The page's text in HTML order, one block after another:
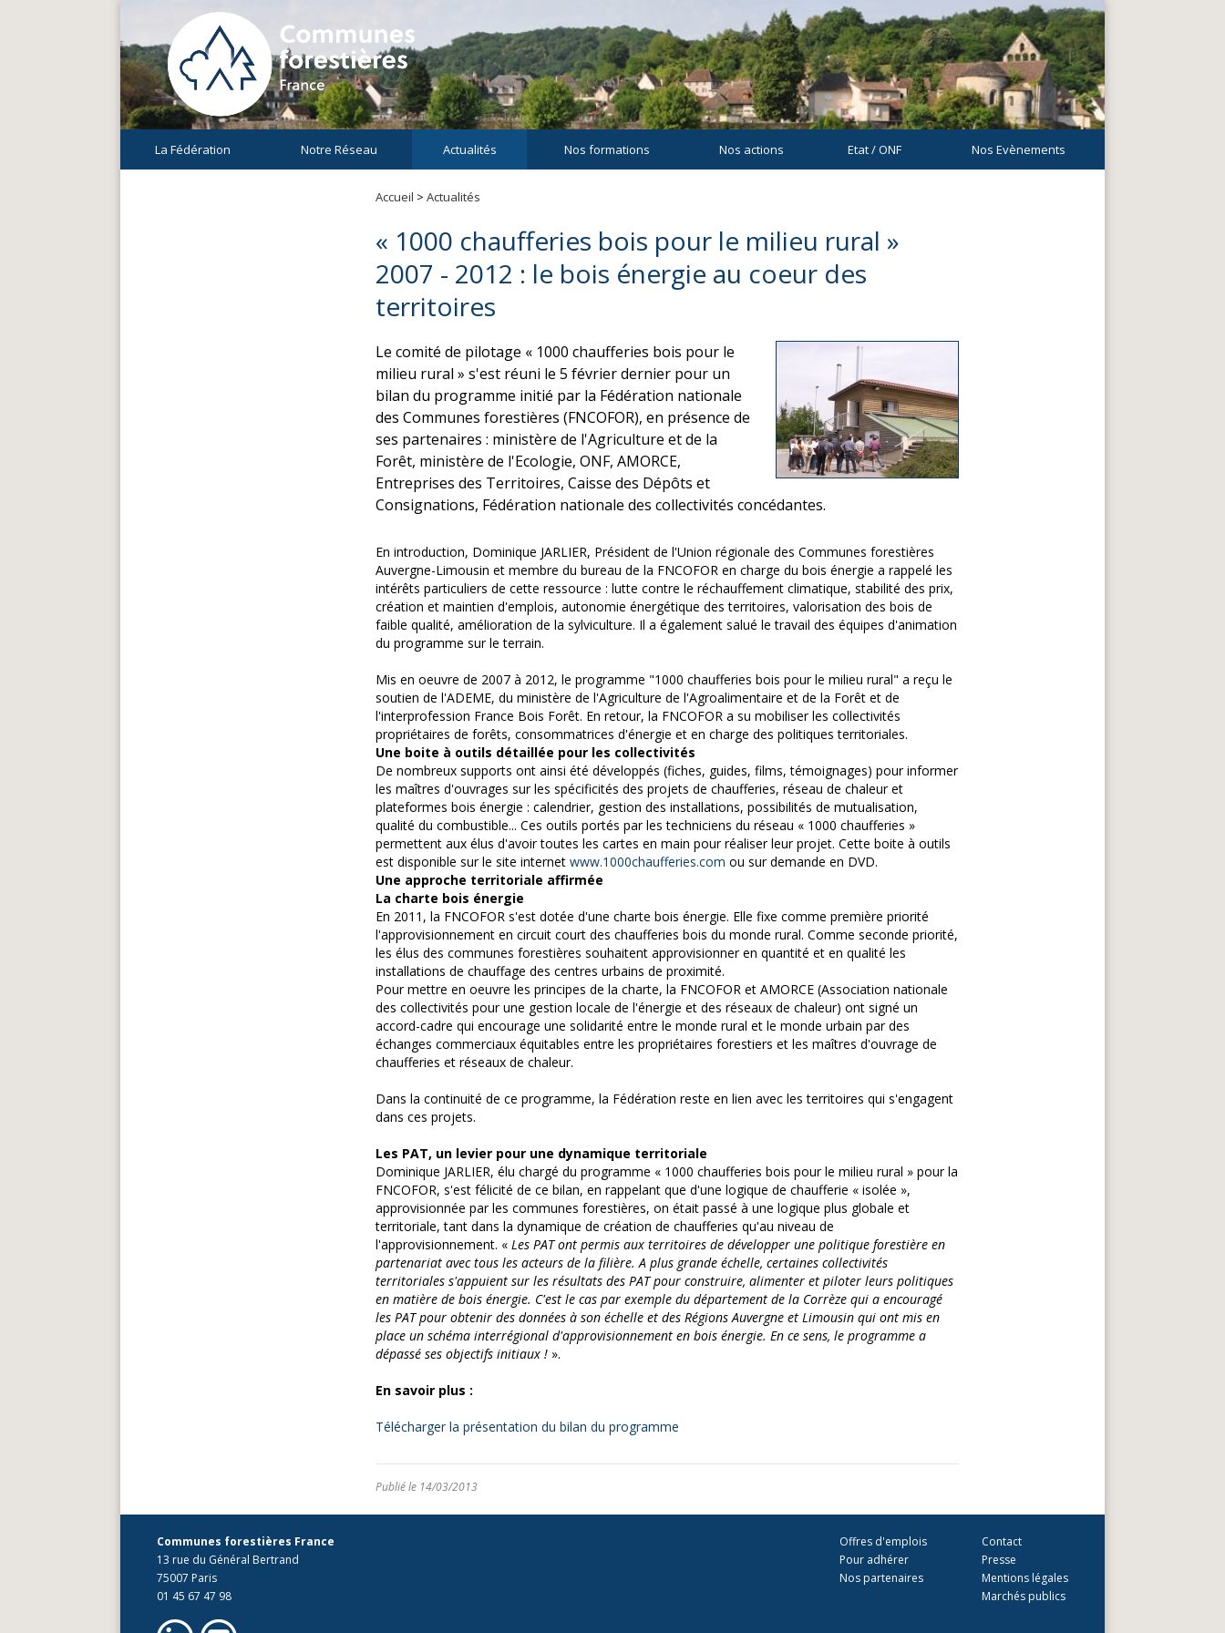
La Fédération Notre Réseau Actualités Nos formations Nos actions Etat / ONF Nos Evènements
Accueil > Actualités
« 1000 chaufferies bois pour le milieu rural »
2007 - 2012 : le bois énergie au coeur des
territoires
Le comité de pilotage « 1000 chaufferies bois pour le
milieu rural » s'est réuni le 5 février dernier pour un
bilan du programme initié par la Fédération nationale
des Communes forestières (FNCOFOR), en présence de
ses partenaires : ministère de l'Agriculture et de la
Forêt, ministère de l'Ecologie, ONF, AMORCE,
Entreprises des Territoires, Caisse des Dépôts et
Consignations, Fédération nationale des collectivités concédantes.
En introduction, Dominique JARLIER, Président de l'Union régionale des Communes forestières
Auvergne-Limousin et membre du bureau de la FNCOFOR en charge du bois énergie a rappelé les
intérêts particuliers de cette ressource : lutte contre le réchauffement climatique, stabilité des prix,
création et maintien d'emplois, autonomie énergétique des territoires, valorisation des bois de
faible qualité, amélioration de la sylviculture. Il a également salué le travail des équipes d'animation
du programme sur le terrain.
Mis en oeuvre de 2007 à 2012, le programme "1000 chaufferies bois pour le milieu rural" a reçu le
soutien de l'ADEME, du ministère de l'Agriculture de l'Agroalimentaire et de la Forêt et de
l'interprofession France Bois Forêt. En retour, la FNCOFOR a su mobiliser les collectivités
propriétaires de forêts, consommatrices d'énergie et en charge des politiques territoriales.
Une boite à outils détaillée pour les collectivités
De nombreux supports ont ainsi été développés (fiches, guides, films, témoignages) pour informer
les maîtres d'ouvrages sur les spécificités des projets de chaufferies, réseau de chaleur et
plateformes bois énergie : calendrier, gestion des installations, possibilités de mutualisation,
qualité du combustible... Ces outils portés par les techniciens du réseau « 1000 chaufferies »
permettent aux élus d'avoir toutes les cartes en main pour réaliser leur projet. Cette boite à outils
est disponible sur le site internet www.1000chaufferies.com ou sur demande en DVD.
Une approche territoriale affirmée
La charte bois énergie
En 2011, la FNCOFOR s'est dotée d'une charte bois énergie. Elle fixe comme première priorité
l'approvisionnement en circuit court des chaufferies bois du monde rural. Comme seconde priorité,
les élus des communes forestières souhaitent approvisionner en quantité et en qualité les
installations de chauffage des centres urbains de proximité.
Pour mettre en oeuvre les principes de la charte, la FNCOFOR et AMORCE (Association nationale
des collectivités pour une gestion locale de l'énergie et des réseaux de chaleur) ont signé un
accord-cadre qui encourage une solidarité entre le monde rural et le monde urbain par des
échanges commerciaux équitables entre les propriétaires forestiers et les maîtres d'ouvrage de
chaufferies et réseaux de chaleur.
Dans la continuité de ce programme, la Fédération reste en lien avec les territoires qui s'engagent
dans ces projets.
Les PAT, un levier pour une dynamique territoriale
Dominique JARLIER, élu chargé du programme « 1000 chaufferies bois pour le milieu rural » pour la
FNCOFOR, s'est félicité de ce bilan, en rappelant que d'une logique de chaufferie « isolée »,
approvisionnée par les communes forestières, on était passé à une logique plus globale et
territoriale, tant dans la dynamique de création de chaufferies qu'au niveau de
l'approvisionnement. « Les PAT ont permis aux territoires de développer une politique forestière en
partenariat avec tous les acteurs de la filière. A plus grande échelle, certaines collectivités
territoriales s'appuient sur les résultats des PAT pour construire, alimenter et piloter leurs politiques
en matière de bois énergie. C'est le cas par exemple du département de la Corrèze qui a encouragé
les PAT pour obtenir des données à son échelle et des Régions Auvergne et Limousin qui ont mis en
place un schéma interrégional d'approvisionnement en bois énergie. En ce sens, le programme a
dépassé ses objectifs initiaux ! ».
En savoir plus :
Télécharger la présentation du bilan du programme
Publié le 14/03/2013
Communes forestières France
13 rue du Général Bertrand
75007 Paris
01 45 67 47 98
Contact
Presse
Mentions légales
Marchés publics
Offres d'emplois
Pour adhérer
Nos partenaires